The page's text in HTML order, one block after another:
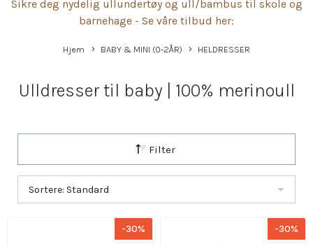
Sikre deg nydelig ullundertøy og ull/bambus til skole og
barnehage - Se våre tilbud her:
Hjem BABY & MINI (0-2ÅR) HELDRESSER
Ulldresser til baby | 100% merinoull
Filter
Sortere: Standard
-30% -30%